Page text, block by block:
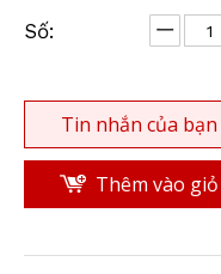
Số:
Tin nhắn của bạn
Thêm vào